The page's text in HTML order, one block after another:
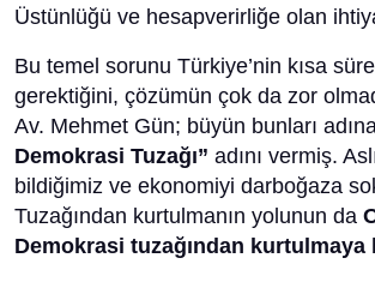
Üstünlüğü ve hesapverirliğe olan
Bu temel sorunu Türkiye’nin kısa
gerektiğini, çözümün çok da zor
Av. Mehmet Gün; büyün bunları
Demokrasi Tuzağı” adını vermiş.
bildiğimiz ve ekonomiyi darboğaza
Tuzağından kurtulmanın yolunun da
Demokrasi tuzağından kurtulmaya